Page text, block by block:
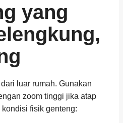
yang
luar rumah. Gunakan
zoom tinggi jika atap
fisik genteng: